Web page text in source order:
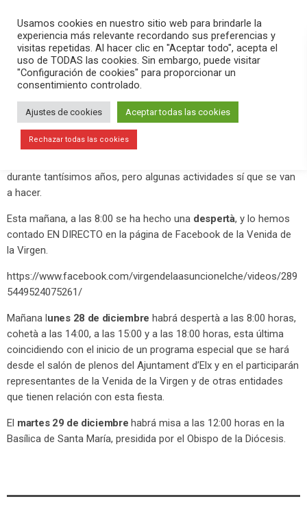
search menu pause PLAY
diciembre 27, 2020
Despertà de la Venida de la Virgen
Este año 2020 tan atípico para tantas cosas, también lo está
siendo para la
Sociedad Venida de la Virgen
durante tantísimos años, pero algunas actividades sí que se van
a hacer.
Esta mañana, a las 8:00 se ha hecho una despertà, y lo hemos
contado EN DIRECTO en la página de Facebook de la Venida de
la Virgen.
https://www.facebook.com/virgendelaasuncionelche/videos/289
5449524075261/
Mañana lunes 28 de diciembre habrá despertà a las 8:00 horas,
cohetà a las 14:00, a las 15:00 y a las 18:00 horas, esta última
coincidiendo con el inicio de un programa especial que se hará
desde el salón de plenos del Ajuntament d’Elx y en el participarán
representantes de la Venida de la Virgen y de otras entidades
que tienen relación con esta fiesta.
El martes 29 de diciembre habrá misa a las 12:00 horas en la
Basílica de Santa María, presidida por el Obispo de la Diócesis.
Usamos cookies en nuestro sitio web para brindarle la
experiencia más relevante recordando sus preferencias y
visitas repetidas. Al hacer clic en "Aceptar todo", acepta el
uso de TODAS las cookies. Sin embargo, puede visitar
"Configuración de cookies" para proporcionar un
consentimiento controlado.
Ajustes de cookies Aceptar todas las cookies
Rechazar todas las cookies